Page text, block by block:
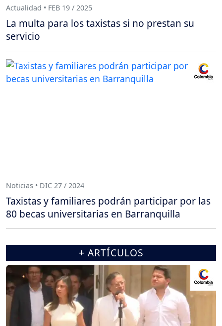
Actualidad • FEB 19 / 2025
La multa para los taxistas si no prestan su
servicio
Noticias • DIC 27 / 2024
Taxistas y familiares podrán participar por las
80 becas universitarias en Barranquilla
+ ARTÍCULOS